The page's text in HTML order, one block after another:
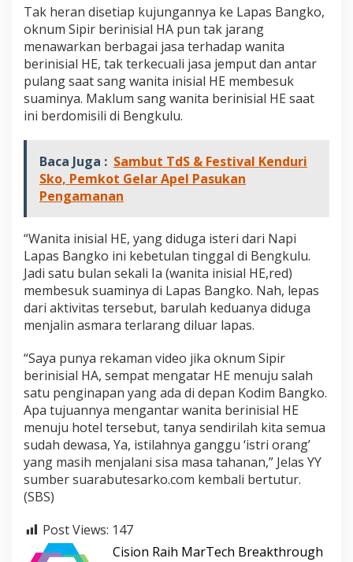
Tak heran disetiap kujungannya ke Lapas Bangko,
oknum Sipir berinisial HA pun tak jarang
menawarkan berbagai jasa terhadap wanita
berinisial HE, tak terkecuali jasa jemput dan antar
pulang saat sang wanita inisial HE membesuk
suaminya. Maklum sang wanita berinisial HE saat
ini berdomisili di Bengkulu.
Baca Juga : Sambut TdS & Festival Kenduri
Sko, Pemkot Gelar Apel Pasukan
Pengamanan
“Wanita inisial HE, yang diduga isteri dari Napi
Lapas Bangko ini kebetulan tinggal di Bengkulu.
Jadi satu bulan sekali Ia (wanita inisial HE,red)
membesuk suaminya di Lapas Bangko. Nah, lepas
dari aktivitas tersebut, barulah keduanya diduga
menjalin asmara terlarang diluar lapas.
“Saya punya rekaman video jika oknum Sipir
berinisial HA, sempat mengatar HE menuju salah
satu penginapan yang ada di depan Kodim Bangko.
Apa tujuannya mengantar wanita berinisial HE
menuju hotel tersebut, tanya sendirilah kita semua
sudah dewasa, Ya, istilahnya ganggu ‘istri orang’
yang masih menjalani sisa masa tahanan,” Jelas YY
sumber suarabutesarko.com kembali bertutur.
(SBS)
Post Views: 147
Cision Raih MarTech Breakthrough